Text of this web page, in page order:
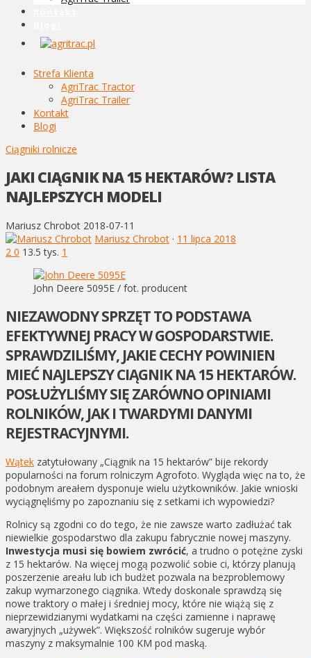
Strefa Klienta
AgriTrac Tractor
AgriTrac Trailer
Kontakt
Blogi
Ciągniki rolnicze
JAKI CIĄGNIK NA 15 HEKTARÓW? LISTA
NAJLEPSZYCH MODELI
Mariusz Chrobot 2018-07-11
Mariusz Chrobot · 11 lipca 2018
2 0 13.5 tys. 1
John Deere 5095E / fot. producent
NIEZAWODNY SPRZĘT TO PODSTAWA
EFEKTYWNEJ PRACY W GOSPODARSTWIE.
SPRAWDZILIŚMY, JAKIE CECHY POWINIEN
MIEĆ NAJLEPSZY CIĄGNIK NA 15 HEKTARÓW.
POSŁUŻYLIŚMY SIĘ ZARÓWNO OPINIAMI
ROLNIKÓW, JAK I TWARDYMI DANYMI
REJESTRACYJNYMI.
Wątek zatytułowany „Ciągnik na 15 hektarów” bije rekordy
popularności na forum rolniczym Agrofoto. Wygląda więc na to, że
podobnym areałem dysponuje wielu użytkowników. Jakie wnioski
wyciągnęliśmy po zapoznaniu się z setkami ich wypowiedzi?
Rolnicy są zgodni co do tego, że nie zawsze warto zadłużać tak
niewielkie gospodarstwo dla zakupu fabrycznie nowej maszyny.
Inwestycja musi się bowiem zwrócić, a trudno o potężne zyski
z 15 hektarów. Na więcej mogą pozwolić sobie ci, którzy planują
poszerzenie areału lub ich budżet pozwala na bezproblemowy
zakup wymarzonego ciągnika. Wtedy doskonale sprawdzą się
nowe traktory o małej i średniej mocy, które nie wiążą się z
nieprzewidzianymi wydatkami na części zamienne i naprawę
awaryjnych „używek”. Większość rolników sugeruje wybór
maszyny z maksymalnie 100 KM pod maską.